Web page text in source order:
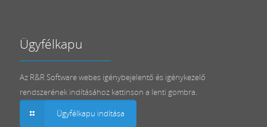
Ügyfélkapu
Az R&R Software webes igénybejelentő és igénykezelő
rendszerének indításához kattinson a lenti gombra.
Ügyfélkapu indítása